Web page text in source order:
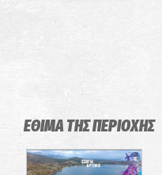
ΕΘΙΜΑ ΤΗΣ ΠΕΡΙΟΧΗΣ